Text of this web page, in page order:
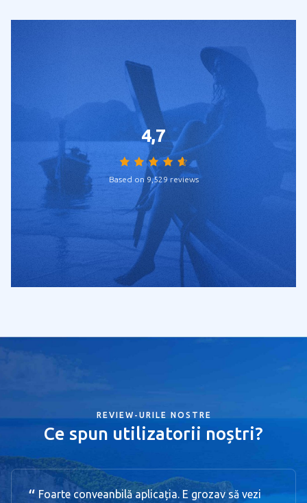
4,7
Based on 9,529 reviews
REVIEW-URILE NOSTRE
Ce spun utilizatorii noștri?
Foarte conveanbilă aplicația. E grozav să vezi